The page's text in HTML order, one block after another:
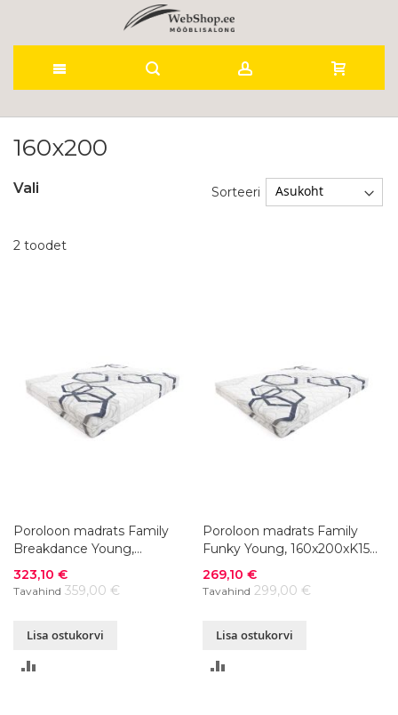
to
160x200
2 toodet
Sorteeri
Poroloon madrats Family
Breakdance Young,
160x200xK18 cm
Soodushind
323,10 €
Tavahind 359,00 €
Lisa ostukorvi
Poroloon madrats Family
Funky Young, 160x200xK15
cm
Soodushind
269,10 €
Tavahind 299,00 €
Lisa ostukorvi
Vali